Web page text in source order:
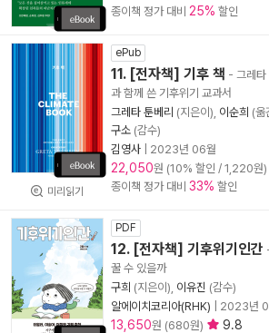
종이책 정가 대비 25% 할인
미리읽기
ePub
11. [전자책] 기후 책 - 그레타
과 함께 쓴 기후위기 교과서
그레타 툰베리 (지은이), 이순희 (옮
구소 (감수)
김영사
2023년 06월
22,050원 (10% 할인 / 1,220원)
종이책 정가 대비 33% 할인
PDF
12. [전자책] 기후위기인간
꿀 수 있을까
구희 (지은이), 이유진 (감수)
알에이치코리아(RHK)
2023년
13,650원 (680원) 9.8